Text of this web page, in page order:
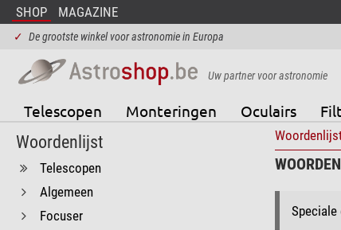
SHOP MAGAZINE
✓ De grootste winkel voor astronomie in Europa
Uw partner voor astronomie
Telescopen Monteringen Oculairs
Woordenlijst
Telescopen
Algemeen
Focuser
Speciale